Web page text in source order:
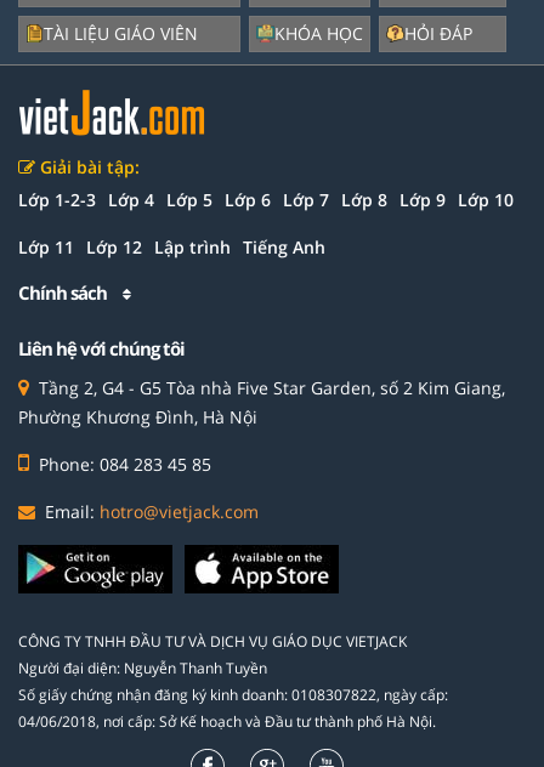
TÀI LIỆU GIÁO VIÊN
KHÓA HỌC
HỎI ĐÁP
Giải bài tập:
Lớp 1-2-3 Lớp 4 Lớp 5 Lớp 6 Lớp 7 Lớp 8 Lớp 9 Lớp 10
Lớp 11 Lớp 12 Lập trình Tiếng Anh
Chính sách
Liên hệ với chúng tôi
Tầng 2, G4 - G5 Tòa nhà Five Star Garden, số 2 Kim Giang,
Phường Khương Đình, Hà Nội
Phone: 084 283 45 85
Email: hotro@vietjack.com
CÔNG TY TNHH ĐẦU TƯ VÀ DỊCH VỤ GIÁO DỤC VIETJACK
Người đại diện: Nguyễn Thanh Tuyền
Số giấy chứng nhận đăng ký kinh doanh: 0108307822, ngày cấp:
04/06/2018, nơi cấp: Sở Kế hoạch và Đầu tư thành phố Hà Nội.